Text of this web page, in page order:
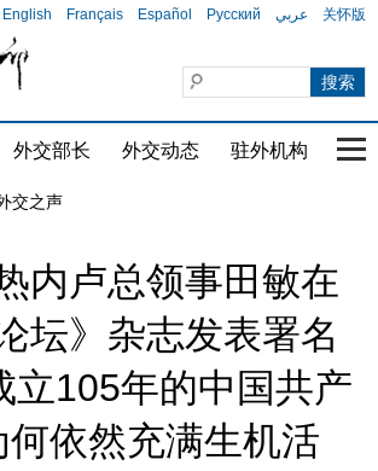
English Français Español Русский عربي 关怀版
外交部长 外交动态 驻外机构 国
交之声
内卢总领事田敏在
坛》杂志发表署名
立105年的中国共产
何依然充满生机活